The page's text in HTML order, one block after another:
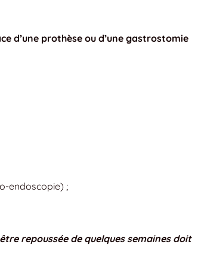
d’une prothèse ou d’une gastrostomie
endoscopie) ;
repoussée de quelques semaines doit